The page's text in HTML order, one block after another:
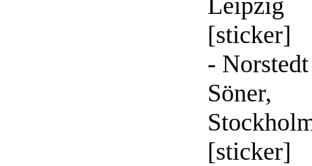
[sticker]
-
Söner,
[sticker]